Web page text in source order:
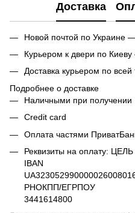
Доставка
Новой почтой по Украине —
Курьером к двери по Киеву
Доставка курьером по
Подробнее о доставке
Наличными при получении
Credit card
Оплата частями
Реквизиты на оплату:
IBAN
РНОКПП/ЕГРПОУ
3441614800